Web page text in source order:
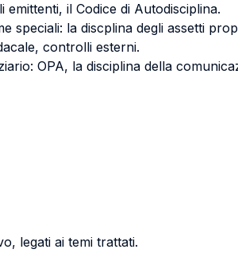
emittenti, il Codice di Autodisciplina.
speciali: la discplina degli assetti
controlli esterni.
OPA, la disciplina della
legati ai temi trattati.